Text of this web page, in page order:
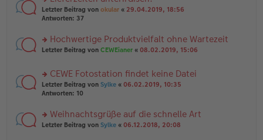
tr
a
g
n
er
tr
a
n
g
el
e
n
ei
tr
a
rs
te
n
g
es
e
n
er
ei
tr
Letzter Beitrag von okular « 29.04.2019, 18:56
Antworten: 37
rs
u
n
g
es
e
n
Hochwertige Produktvielfalt ohne Wartezeit
Letzter Beitrag von CEWEianer « 08.02.2019, 15:06
rs
te
n
g
CEWE Fotostation findet keine Datei
Letzter Beitrag von Sylke « 06.02.2019, 10:35
Antworten: 10
rs
Weihnachtsgrüße auf die schnelle Art
Letzter Beitrag von Sylke « 06.12.2018, 20:08